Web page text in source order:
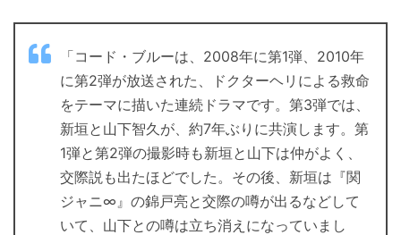
「コード・ブルーは、2008年に第1弾、2010年
に第2弾が放送された、ドクターヘリによる救命
をテーマに描いた連続ドラマです。第3弾では、
新垣と山下智久が、約7年ぶりに共演します。第
1弾と第2弾の撮影時も新垣と山下は仲がよく、
交際説も出たほどでした。その後、新垣は『関
ジャニ∞』の錦戸亮と交際の噂が出るなどして
いて、山下との噂は立ち消えになっていまし